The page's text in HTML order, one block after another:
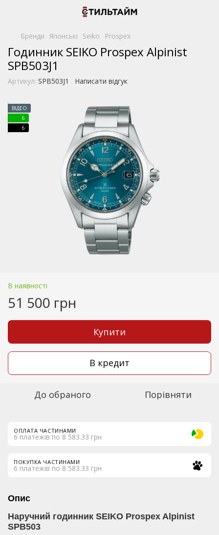
Бренди Японські Seiko Prospex
Годинник SEIKO Prospex Alpinist
SPB503J1
Артикул: SPB503J1 Написати відгук
ВІДЕО
6
6
В наявності
51 500 грн
Купити
В кредит
До обраного Порівняти
ОПЛАТА ЧАСТИНАМИ
6 платежів по 8 583.33 грн
ПОКУПКА ЧАСТИНАМИ
6 платежів по 8 583.33 грн
Опис
Наручний годинник SEIKO Prospex Alpinist
SPB503